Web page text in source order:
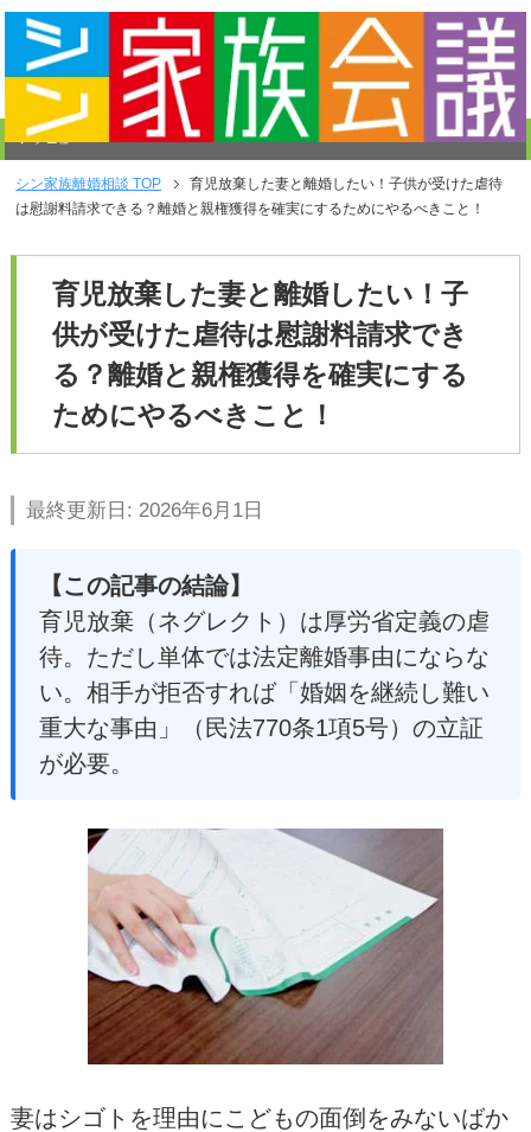
メニュー
シン家族離婚相談 TOP
育児放棄した妻と離婚したい！子供が受けた虐待
は慰謝料請求できる？離婚と親権獲得を確実にするためにやるべきこと！
育児放棄した妻と離婚したい！子
供が受けた虐待は慰謝料請求でき
る？離婚と親権獲得を確実にする
ためにやるべきこと！
最終更新日: 2026年6月1日
【この記事の結論】
育児放棄（ネグレクト）は厚労省定義の虐
待。ただし単体では法定離婚事由にならな
い。相手が拒否すれば「婚姻を継続し難い
重大な事由」（民法770条1項5号）の立証
が必要。
妻はシゴトを理由にこどもの面倒をみないばか